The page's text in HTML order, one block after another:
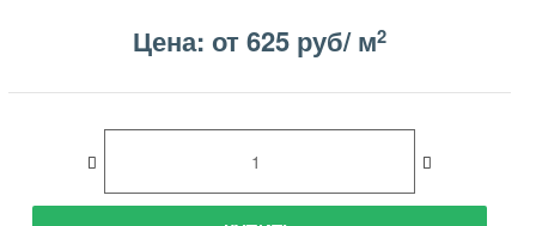
Цена: от 625 руб/ м2